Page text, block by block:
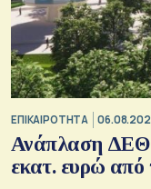
ΕΠΙΚΑΙΡΟΤΗΤΑ
Ανάπλαση
εκατ.